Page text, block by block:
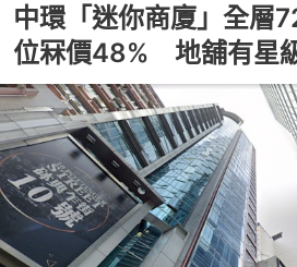
中環「迷你商廈」全
位冧價48% 地舖有星